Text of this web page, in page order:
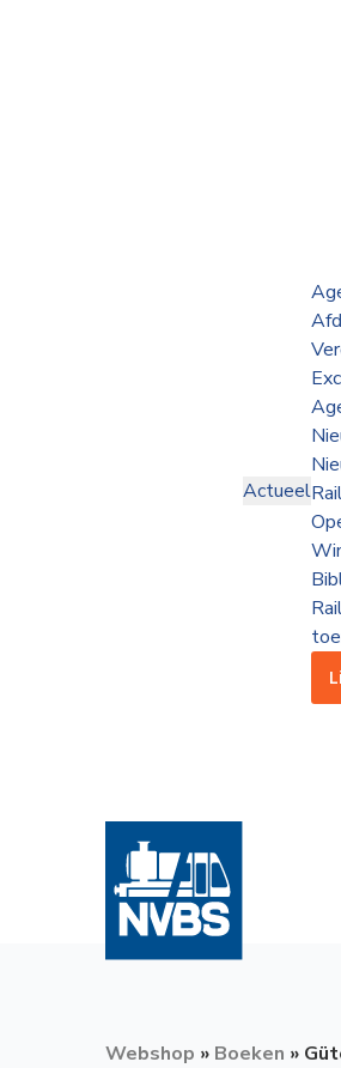
Actueel
Webshop » Boeken »